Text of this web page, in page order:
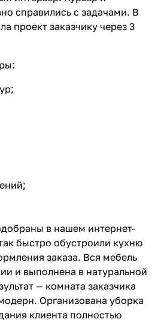
справились с задачами. В
проект заказчику через 3
в нашем интернет-
быстро обустроили кухню
заказа. Вся мебель
и выполнена в натуральной
— комната заказчика
Организована уборка
клиента полностью